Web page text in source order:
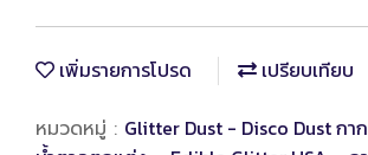
เพิ่มรายการโปรด เปรียบเทียบ
หมวดหมู่ : Glitter Dust - Disco Dust กา